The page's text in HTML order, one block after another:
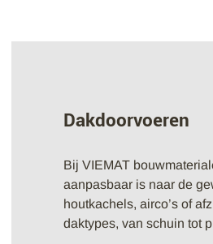
Dakdoorvoeren
Bij VIEMAT
aanpasbaar is naar de
houtkachels, airco’s of
daktypes, van schuin tot